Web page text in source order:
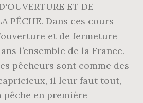
ET DE
PÊCHE. Dans ces cours
et de fermeture
l’ensemble de la France.
pêcheurs sont comme des
il leur faut tout,
en première